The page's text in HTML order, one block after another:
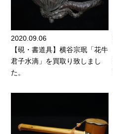
2020.09.06
【硯・書道具】横谷宗珉「花牛
君子水滴」を買取り致しまし
た。